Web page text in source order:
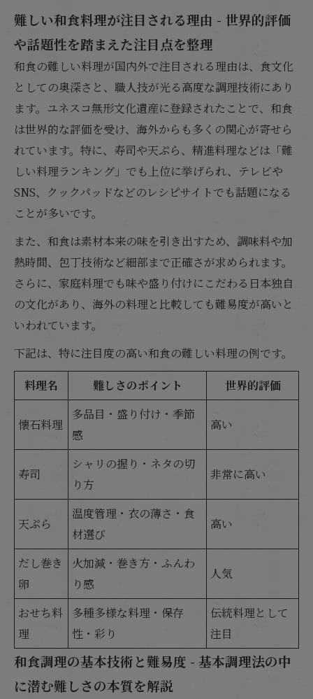
難しい和食料理が注目される理由 - 世界的評価
や話題性を踏まえた注目点を整理
和食の難しい料理が国内外で注目される理由は、食文化
としての奥深さと、職人技が光る高度な調理技術にあり
ます。ユネスコ無形文化遺産に登録されたことで、和食
は世界的な評価を受け、海外からも多くの関心が寄せら
れています。特に、寿司や天ぷら、精進料理などは「難
しい料理ランキング」でも上位に挙げられ、テレビや
SNS、クックパッドなどのレシピサイトでも話題になる
ことが多いです。
また、和食は素材本来の味を引き出すため、調味料や加
熱時間、包丁技術など細部まで正確さが求められます。
さらに、家庭料理でも味や盛り付けにこだわる日本独自
の文化があり、海外の料理と比較しても難易度が高いと
いわれています。
下記は、特に注目度の高い和食の難しい料理の例です。
料理名
難しさのポイント 世界的評価
懐石料理
多品目・盛り付け・季節
感
高い
寿司
シャリの握り・ネタの切
り方
非常に高い
天ぷら
温度管理・衣の薄さ・食
材選び
高い
だし巻き
卵
火加減・巻き方・ふんわ
り感
人気
おせち料
理
多種多様な料理・保存
性・彩り
伝統料理として
注目
和食調理の基本技術と難易度 - 基本調理法の中
に潜む難しさの本質を解説